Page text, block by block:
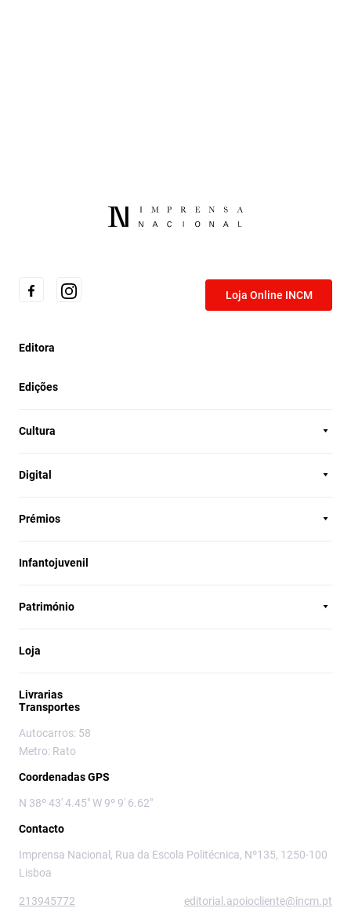
Loja Online INCM
Editora
Edições
Cultura
Digital
Prémios
Infantojuvenil
Património
Loja
Livrarias
Transportes
Autocarros: 58
Metro: Rato
Coordenadas GPS
N 38º 43' 4.45" W 9º 9' 6.62"
Contacto
Imprensa Nacional, Rua da Escola Politécnica, Nº135, 1250-100
Lisboa
213945772 editorial.apoiocliente@incm.pt